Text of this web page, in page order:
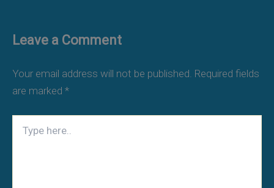
Leave a Comment
Your email address will not be published. Required fields
are marked *
here..